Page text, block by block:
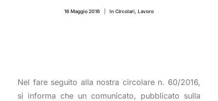
16 Maggio 2016 In Circolari, Lavoro
Nel fare seguito alla nostra circolare n. 60/2016,
si informa che un comunicato, pubblicato sulla